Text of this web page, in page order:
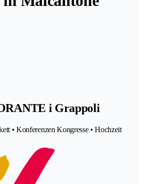
i Grappoli
• Konferenzen Kongresse • Hochzeit